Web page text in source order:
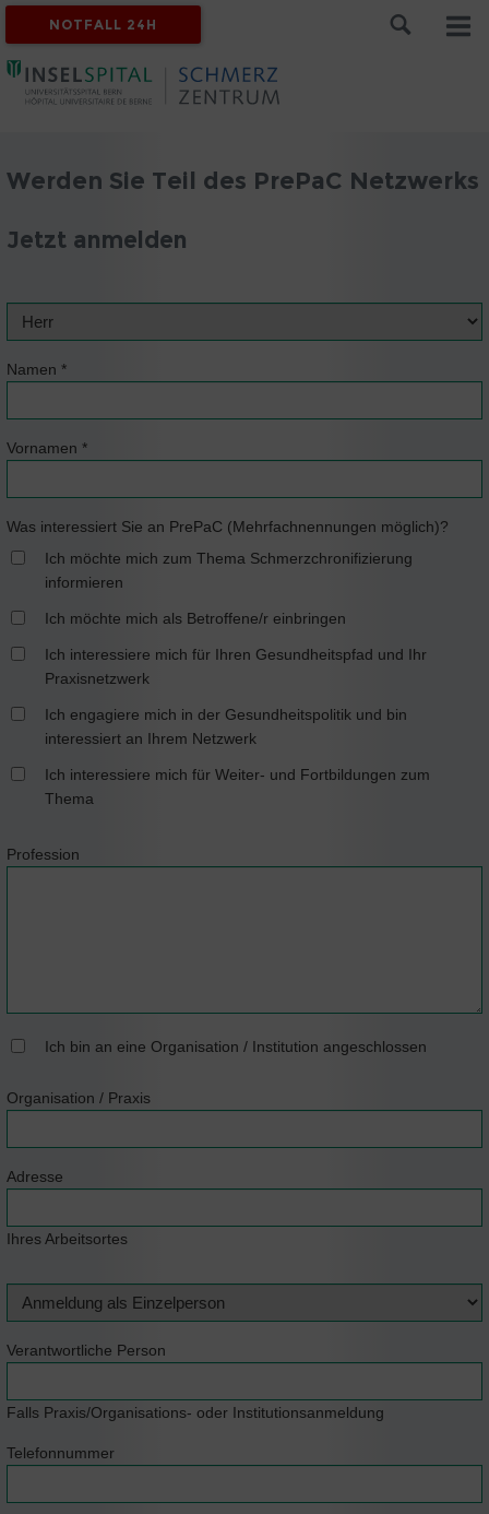
NOTFALL 24H
Werden Sie Teil des PrePaC Netzwerks
Jetzt anmelden
Namen *
Vornamen *
Was interessiert Sie an PrePaC (Mehrfachnennungen möglich)?
Ich möchte mich zum Thema Schmerzchronifizierung
informieren
Ich möchte mich als Betroffene/r einbringen
Ich interessiere mich für Ihren Gesundheitspfad und Ihr
Praxisnetzwerk
Ich engagiere mich in der Gesundheitspolitik und bin
interessiert an Ihrem Netzwerk
Ich interessiere mich für Weiter- und Fortbildungen zum
Thema
Profession
Ich bin an eine Organisation / Institution angeschlossen
Organisation / Praxis
Adresse
Ihres Arbeitsortes
Verantwortliche Person
Falls Praxis/Organisations- oder Institutionsanmeldung
Telefonnummer